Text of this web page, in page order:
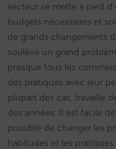
secteur se mette à pied
budgets nécessaires et
de grands changements
soulève un grand
presque tous les
des pratiques avec leur
plupart des cas, travaille
des années. Il est facile
possible de changer les
habitudes et les